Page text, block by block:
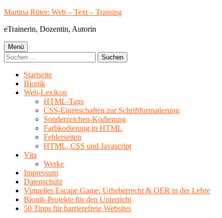
Springe
Inhalt
Martina Rüter: Web – Text – Training
eTrainerin, Dozentin, Autorin
Primäres
Menü
Menü
Suchen
nach:
Startseite
Bionik
Web-Lexikon
HTML-Tags
CSS-Eigenschaften zur Schriftformatierung
Sonderzeichen-Kodierung
Farbkodierung in HTML
Fehlerseiten
HTML, CSS und Javascript
Vita
Werke
Impressum
Datenschutz
Virtuelles Escape Game: Urheberrecht & OER in der Lehre
Bionik-Projekte für den Unterricht
50 Tipps für barrierefreie Websites